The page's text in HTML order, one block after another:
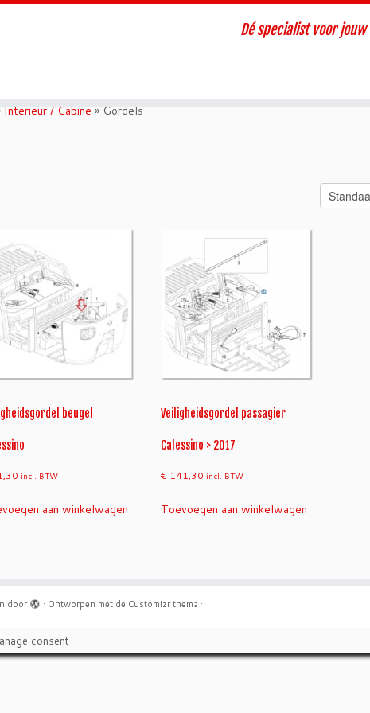
Dé specialist voor
Interieur / Cabine » Gordels
beugel
incl. BTW
aan winkelwagen
Veiligheidsgordel passagier
Calessino > 2017
€ 141,30 incl. BTW
Toevoegen aan winkelwagen
door · Ontworpen met de Customizr thema ·
consent